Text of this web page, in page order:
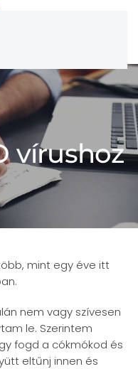
vírushoz
mint egy éve itt
nem vagy szívesen
le. Szerintem
fogd a cókmókod és
eltűnj innen és